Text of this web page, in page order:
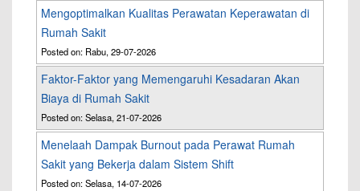
Mengoptimalkan Kualitas Perawatan Keperawatan di
Rumah Sakit
Posted on: Rabu, 29-07-2026
Faktor-Faktor yang Memengaruhi Kesadaran Akan
Biaya di Rumah Sakit
Posted on: Selasa, 21-07-2026
Menelaah Dampak Burnout pada Perawat Rumah
Sakit yang Bekerja dalam Sistem Shift
Posted on: Selasa, 14-07-2026